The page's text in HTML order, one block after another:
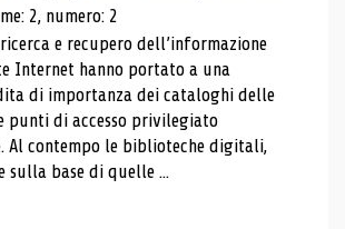
2, numero: 2
e recupero dell’informazione
Internet hanno portato a una
di importanza dei cataloghi delle
punti di accesso privilegiato
Al contempo le biblioteche digitali,
sulla base di quelle ...